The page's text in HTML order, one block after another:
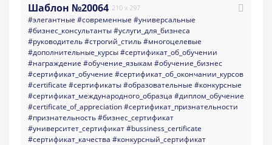
Шаблон №20064 210 x 297
#элегантные #современные #универсальные
#бизнес_консультанты#услуги_для_бизнеса
#руководитель#строгий_стиль#многоцелевые
#дополнительные_курсы#сертификат_об_обучении
#награждение #обучение_языкам #обучение_бизнес
#сертификат_обучение #сертификат_об_окончании_курсов
#certificate #сертификаты#образовательные #конкурсные
#сертификат_международного_образца #диплом_обучение
#certificate_of_appreciation#сертификат_признательности
#признательность#бизнес_сертификат
#университет_сертификат#bussiness_certificate
#сертификат_качества #конкурсный_сертификат